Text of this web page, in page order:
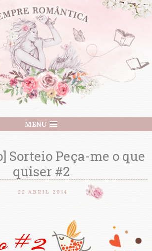
MENU
Sorteio Peça-me o que
quiser #2
22 ABRIL 2014